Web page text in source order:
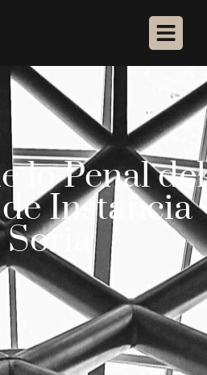
herramientas
lo Penal del
Instancia